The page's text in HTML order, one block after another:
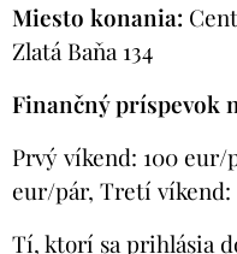
Miesto konania:
Zlatá Baňa 134
Finančný príspevok
Prvý víkend: 100
eur/pár, Tretí víkend:
Tí, ktorí sa prihlásia